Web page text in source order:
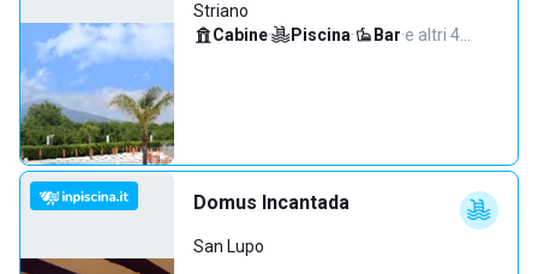
Striano
Cabine· Piscina· Bar·e altri 4…
Domus Incantada
San Lupo